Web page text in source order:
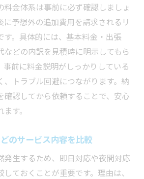
料金体系は事前に必ず確認しましょ
に予想外の追加費用を請求されるリ
す。具体的には、基本料金・出張
などの内訳を見積時に明示してもら
事前に料金説明がしっかりしている
、トラブル回避につながります。納
確認してから依頼することで、安心
す。
のサービス内容を比較
発生するため、即日対応や夜間対応
ておくことが重要です。理由は、